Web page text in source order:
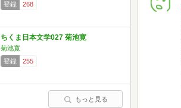
登録
268
ちくま日本文学027 菊池寛
菊池寛
登録
255
もっと見る